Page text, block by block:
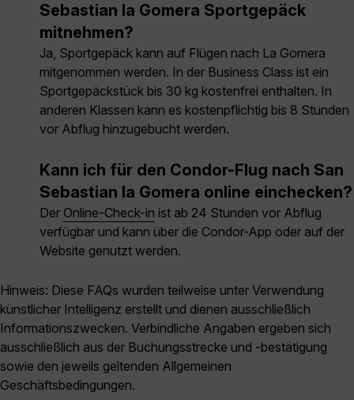
Sebastian la Gomera Sportgepäck
mitnehmen?
Ja, Sportgepäck kann auf Flügen nach La Gomera
mitgenommen werden. In der Business Class ist ein
Sportgepäckstück bis 30 kg kostenfrei enthalten. In
anderen Klassen kann es kostenpflichtig bis 8 Stunden
vor Abflug hinzugebucht werden.
Kann ich für den Condor-Flug nach San
Sebastian la Gomera online einchecken?
Der Online-Check-in ist ab 24 Stunden vor Abflug
verfügbar und kann über die Condor-App oder auf der
Website genutzt werden.
Hinweis: Diese FAQs wurden teilweise unter Verwendung
künstlicher Intelligenz erstellt und dienen ausschließlich
Informationszwecken. Verbindliche Angaben ergeben sich
ausschließlich aus der Buchungsstrecke und -bestätigung
sowie den jeweils geltenden Allgemeinen
Geschäftsbedingungen.